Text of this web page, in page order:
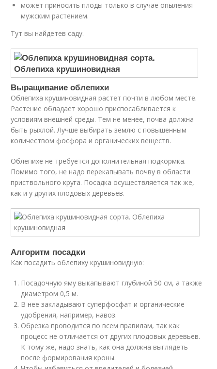
может приносить плоды только в случае опыления
мужским растением.
Тут вы найдетев саду.
Выращивание облепихи
Облепиха крушиновидная растет почти в любом месте.
Растение обладает хорошо приспосабливается к
условиям внешней среды. Тем не менее, почва должна
быть рыхлой. Лучше выбирать землю с повышенным
количеством фосфора и органических веществ.
Облепихе не требуется дополнительная подкормка.
Помимо того, не надо перекапывать почву в области
приствольного круга. Посадка осуществляется так же,
как и у других плодовых деревьев.
Алгоритм посадки
Как посадить облепиху крушиновидную:
Посадочную яму выкапывают глубиной 50 см, а также
диаметром 0,5 м.
В нее закладывают суперфосфат и органические
удобрения, например, навоз.
Обрезка проводится по всем правилам, так как
процесс не отличается от других плодовых деревьев.
К тому же, надо знать, как она должна выглядеть
после формирования кроны.